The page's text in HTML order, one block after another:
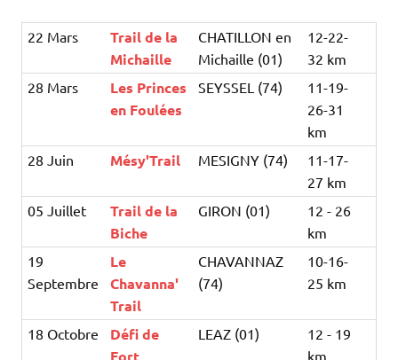
22 Mars
Trail de la
Michaille
CHATILLON en
Michaille (01)
12-22-
32 km
28 Mars
Les Princes
en Foulées
SEYSSEL (74)
11-19-
26-31
km
28 Juin
Mésy'Trail MESIGNY (74)
11-17-
27 km
05 Juillet
Trail de la
Biche
GIRON (01)
12 - 26
km
19
Septembre
Le
Chavanna'
Trail
CHAVANNAZ
(74)
10-16-
25 km
18 Octobre
Défi de
LEAZ (01)
12 - 19
km